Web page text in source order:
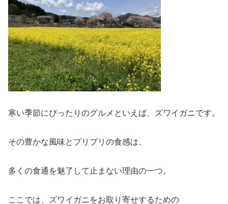
寒い季節にぴったりのグルメといえば、ズワイガニです。
その豊かな風味とプリプリの食感は、
多くの食通を魅了して止まない理由の一つ。
ここでは、ズワイガニをお取り寄せするための